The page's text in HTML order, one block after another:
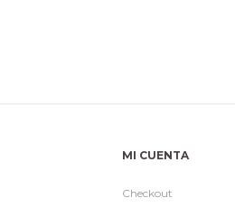
MI CUENTA
Checkout